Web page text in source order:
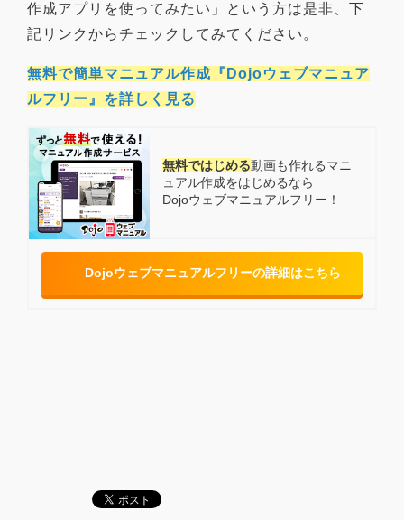
作成アプリを使ってみたい」という方は是非、下
記リンクからチェックしてみてください。
無料で簡単マニュアル作成『Dojoウェブマニュア
ルフリー』を詳しく見る
無料ではじめる動画も作れるマニ
ュアル作成をはじめるなら
Dojoウェブマニュアルフリー！
Dojoウェブマニュアルフリーの詳細はこちら